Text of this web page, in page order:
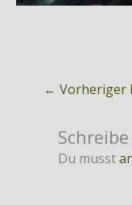
← Vorheriger
Du musst